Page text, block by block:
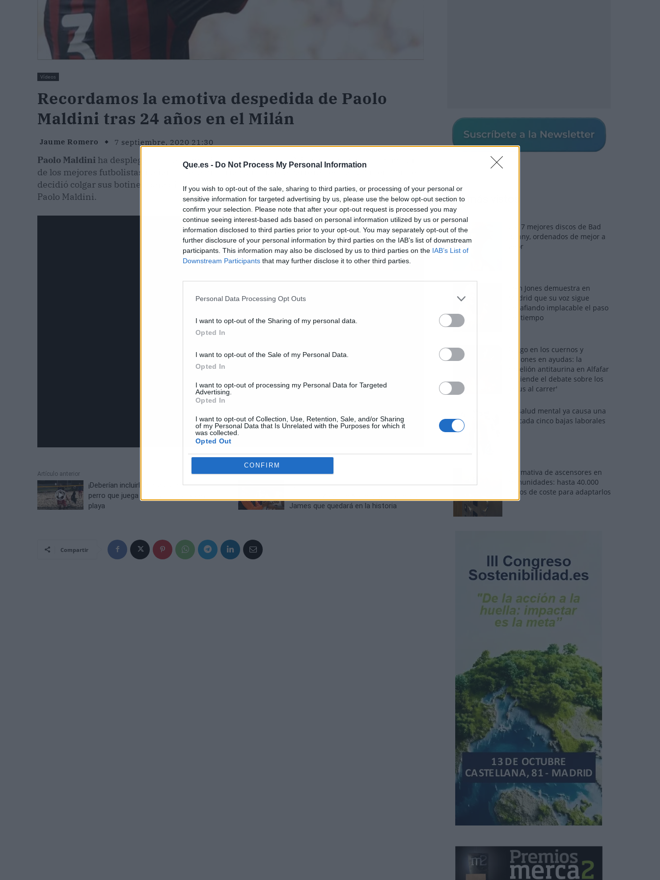
Que.es - Do Not Process My Personal Information
If you wish to opt-out of the sale, sharing to third parties, or processing of your personal or
sensitive information for targeted advertising by us, please use the below opt-out section to
confirm your selection. Please note that after your opt-out request is processed you may
continue seeing interest-based ads based on personal information utilized by us or personal
information disclosed to third parties prior to your opt-out. You may separately opt-out of the
further disclosure of your personal information by third parties on the IAB’s list of downstream
participants. This information may also be disclosed by us to third parties on the IAB’s List of
Downstream Participants that may further disclose it to other third parties.
Personal Data Processing Opt Outs
I want to opt-out of the Sharing of my personal data.
Opted In
I want to opt-out of the Sale of my Personal Data.
Opted In
I want to opt-out of processing my Personal Data for Targeted
Advertising.
Opted In
I want to opt-out of Collection, Use, Retention, Sale, and/or Sharing
of my Personal Data that Is Unrelated with the Purposes for which it
was collected.
Opted Out
CONFIRM
Vídeos
Recordamos la emotiva despedida de Paolo
Maldini tras 24 años en el Milán
Jaume Romero 7 septiembre, 2020 21:30
Paolo Maldini ha desplegado toda su magia por 24 años en el Milán y es recordado como uno
de los mejores futbolistas italianos de la historia y un día esa carrera llegó a su fin en donde
decidió colgar sus botines para disfrutar de su familia. Así fue el emotivo final futbolístico de
Paolo Maldini.
Artículo anterior
¡Deberían incluirlo en las olimpiadas! El
perro que juega (y muy bien) al vóley
playa
¡Nadie sabía que iba a ser el último! Ese
James que quedará en la historia
Compartir
Los más vistos
Los 7 mejores discos de Bad
Bunny, ordenados de mejor a
peor
Tom Jones demuestra en
Madrid que su voz sigue
desafiando implacable el paso
del tiempo
Fuego en los cuernos y
millones en ayudas: la
rebelión antitaurina en Alfafar
enciende el debate sobre los
'bous al carrer'
La salud mental ya causa una
de cada cinco bajas laborales
Normativa de ascensores en
comunidades: hasta 40.000
euros de coste para adaptarlos